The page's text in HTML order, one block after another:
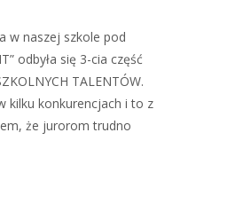
w naszej szkole pod
odbyła się 3-cia część
TALENTÓW.
kilku konkurencjach i to z
że jurorom trudno